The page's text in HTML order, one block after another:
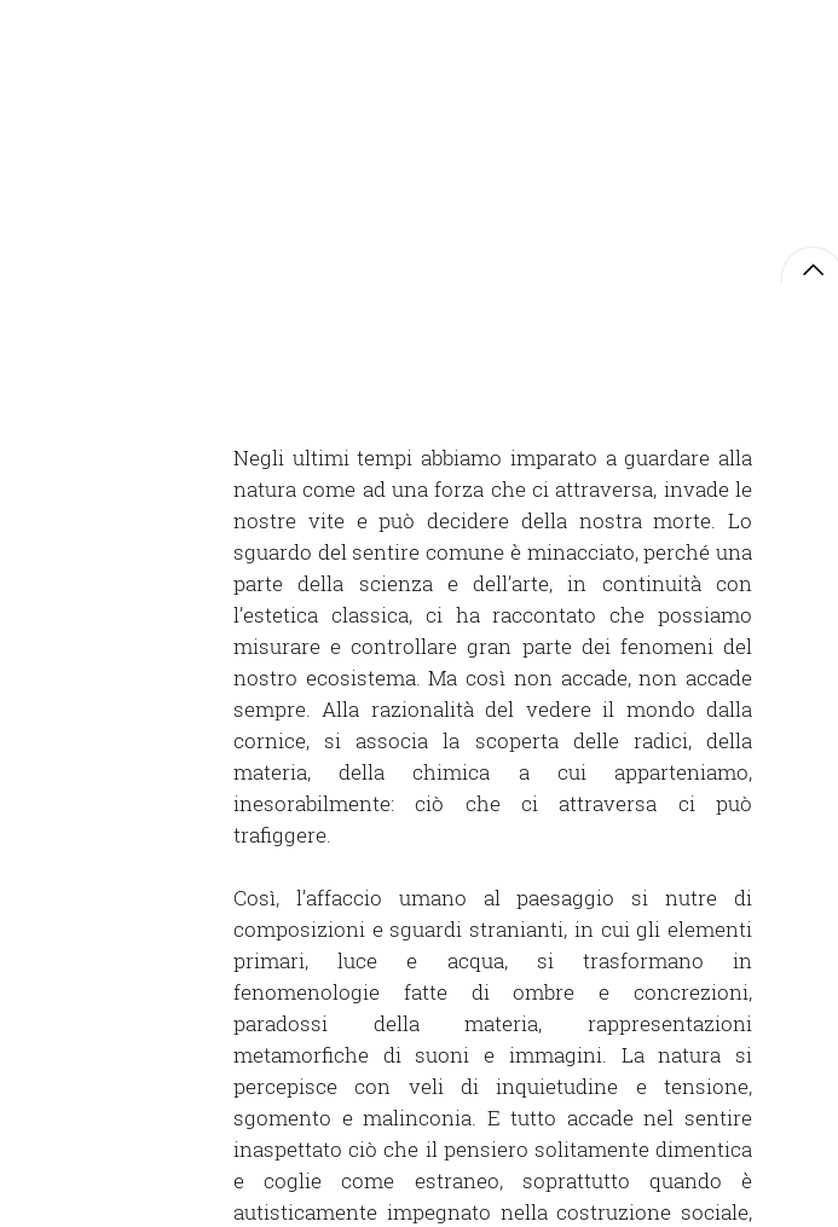
Negli ultimi tempi abbiamo imparato a guardare alla
natura come ad una forza che ci attraversa, invade le
nostre vite e può decidere della nostra morte. Lo
sguardo del sentire comune è minacciato, perché una
parte della scienza e dell’arte, in continuità con
l’estetica classica, ci ha raccontato che possiamo
misurare e controllare gran parte dei fenomeni del
nostro ecosistema. Ma così non accade, non accade
sempre. Alla razionalità del vedere il mondo dalla
cornice, si associa la scoperta delle radici, della
materia, della chimica a cui apparteniamo,
inesorabilmente: ciò che ci attraversa ci può
trafiggere.
Così, l’affaccio umano al paesaggio si nutre di
composizioni e sguardi stranianti, in cui gli elementi
primari, luce e acqua, si trasformano in
fenomenologie fatte di ombre e concrezioni,
paradossi della materia, rappresentazioni
metamorfiche di suoni e immagini. La natura si
percepisce con veli di inquietudine e tensione,
sgomento e malinconia. E tutto accade nel sentire
inaspettato ciò che il pensiero solitamente dimentica
e coglie come estraneo, soprattutto quando è
autisticamente impegnato nella costruzione sociale,